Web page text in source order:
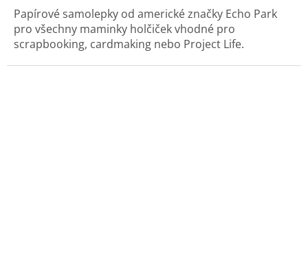
Papírové samolepky od americké značky Echo Park
pro všechny maminky holčiček vhodné pro
scrapbooking, cardmaking nebo Project Life.